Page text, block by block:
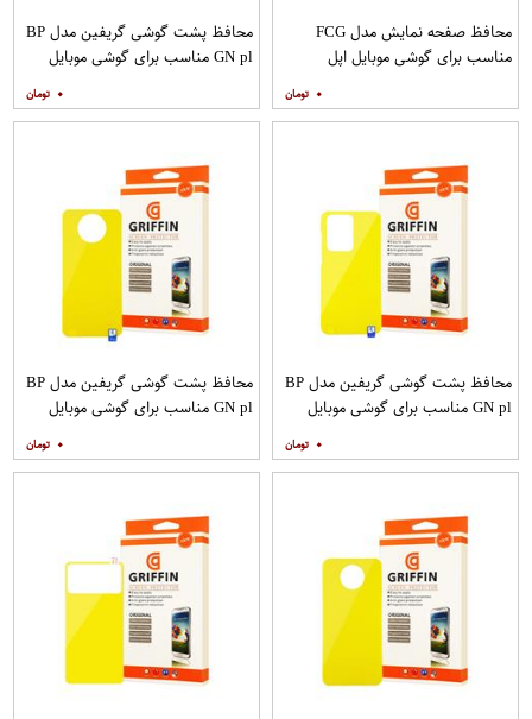
محافظ صفحه نمایش مدل FCG
مناسب برای گوشی موبایل اپل
۰
محافظ پشت گوشی گریفین مدل BP
GN pl مناسب برای گوشی موبایل
۰
محافظ پشت گوشی گریفین مدل BP
GN pl مناسب برای گوشی موبایل
۰
محافظ پشت گوشی گریفین مدل BP
GN pl مناسب برای گوشی موبایل
۰